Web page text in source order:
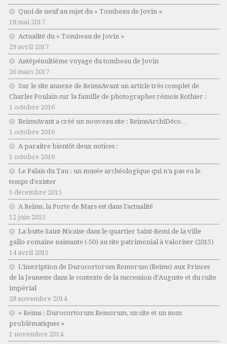
Quoi de neuf au sujet du « Tombeau de Jovin »
18 mai 2017
Actualité du « Tombeau de Jovin »
29 avril 2017
Antépénultième voyage du tombeau de Jovin
26 mars 2017
Sur le site annexe de ReimsAvant un article très complet de
Charles Poulain sur la famille de photographes rémois Rothier :
1 octobre 2016
ReimsAvant a créé un nouveau site : ReimsArchiDéco…
1 octobre 2016
A paraitre bientôt deux notices :
1 octobre 2016
Le Palais du Tau : un musée archéologique qui n’a pas eu le
temps d’exister
5 décembre 2015
A Reims, la Porte de Mars est dans l’actualité
12 juin 2015
La butte Saint-Nicaise dans le quartier Saint-Remi de la ville
gallo-romaine naissante (-50) au site patrimonial à valoriser (2015)
14 avril 2015
L’inscription de Durocortorum Remorum (Reims) aux Princes
de la Jeunesse dans le contexte de la succession d’Auguste et du culte
impérial
28 novembre 2014
« Reims : Durocortorum Remorum, un site et un nom
problématiques »
1 novembre 2014